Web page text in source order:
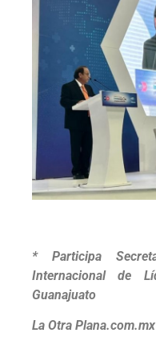
* Participa
Internacional de
Guanajuato
La Otra Plana.com.mx